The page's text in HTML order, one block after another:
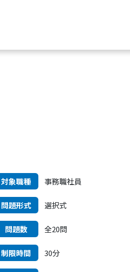
対象職種 事務職社員
問題形式 選択式
問題数 全20問
制限時間 30分